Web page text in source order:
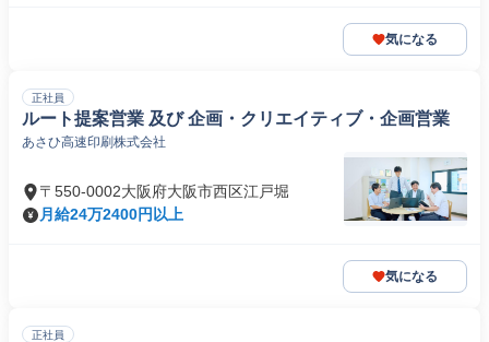
気になる
正社員
ルート提案営業 及び 企画・クリエイティブ・企画営業
あさひ高速印刷株式会社
〒550-0002大阪府大阪市西区江戸堀
月給24万2400円以上
気になる
正社員